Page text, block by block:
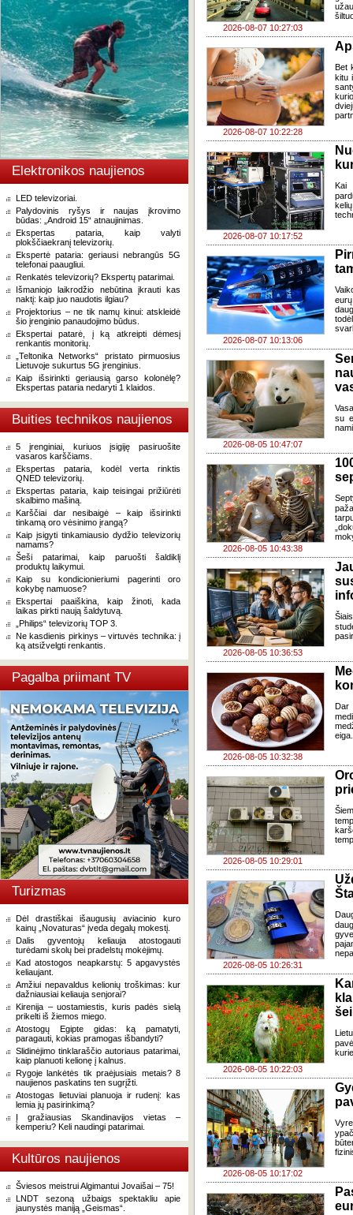
Elektronikos naujienos
LED televizoriai.
Palydovinis ryšys ir naujas įkrovimo
būdas: „Android 15“ atnaujinimas.
Ekspertas pataria, kaip valyti
plokščiaekranį televizorių.
Ekspertė pataria: geriausi nebrangūs 5G
telefonai paaugliui.
Renkatės televizorių? Ekspertų patarimai.
Išmaniojo laikrodžio nebūtina įkrauti kas
naktį: kaip juo naudotis ilgiau?
Projektorius – ne tik namų kinui: atskleidė
šio įrenginio panaudojimo būdus.
Ekspertai patarė, į ką atkreipti dėmesį
renkantis monitorių.
„Teltonika Networks“ pristato pirmuosius
Lietuvoje sukurtus 5G įrenginius.
Kaip išsirinkti geriausią garso kolonėlę?
Ekspertas pataria nedaryti 1 klaidos.
Buities technikos naujienos
5 įrenginiai, kuriuos įsigiję pasiruošite
vasaros karščiams.
Ekspertas pataria, kodėl verta rinktis
QNED televizorių.
Ekspertas pataria, kaip teisingai prižiūrėti
skalbimo mašiną.
Karščiai dar nesibaigė – kaip išsirinkti
tinkamą oro vėsinimo įrangą?
Kaip įsigyti tinkamiausio dydžio televizorių
namams?
Šeši patarimai, kaip paruošti šaldiklį
produktų laikymui.
Kaip su kondicionieriumi pagerinti oro
kokybę namuose?
Ekspertai paaiškina, kaip žinoti, kada
laikas pirkti naują šaldytuvą.
„Philips“ televizorių TOP 3.
Ne kasdienis pirkinys – virtuvės technika: į
ką atsižvelgti renkantis.
Pagalba priimant TV
Turizmas
Dėl drastiškai išaugusių aviacinio kuro
kainų „Novaturas“ įveda degalų mokestį.
Dalis gyventojų keliauja atostogauti
turėdami skolų bei pradelstų mokėjimų.
Kad atostogos neapkarstų: 5 apgavystės
keliaujant.
Amžiui nepavaldus kelionių troškimas: kur
dažniausiai keliauja senjorai?
Kirenija – uostamiestis, kuris padės sielą
prikelti iš žiemos miego.
Atostogų Egipte gidas: ką pamatyti,
paragauti, kokias pramogas išbandyti?
Slidinėjimo tinklaraščio autoriaus patarimai,
kaip planuoti kelionę į kalnus.
Rygoje lankėtės tik praėjusiais metais? 8
naujienos paskatins ten sugrįžti.
Atostogas lietuviai planuoja ir rudenį: kas
lemia jų pasirinkimą?
Į gražiausias Skandinavijos vietas –
kemperiu? Keli naudingi patarimai.
Kultūros naujienos
Šviesos meistrui Algimantui Jovaišai – 75!
LNDT sezoną užbaigs spektakliu apie
jaunystės maniją „Geismas“.
2026-08-07 10:27:03
2026-08-07 10:22:28
Bet
kitu
2026-08-07 10:17:52
Kai
2026-08-07 10:13:06
2026-08-05 10:47:07
su
2026-08-05 10:43:38
2026-08-05 10:36:53
2026-08-05 10:32:38
Dar
2026-08-05 10:29:01
2026-08-05 10:26:31
2026-08-05 10:22:03
2026-08-05 10:17:02